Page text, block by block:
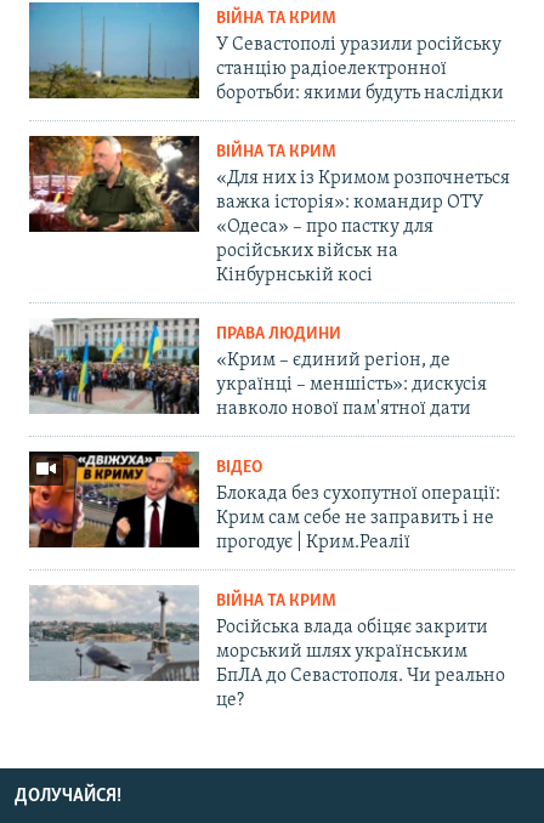
ВІЙНА ТА КРИМ
У Севастополі уразили російську
станцію радіоелектронної
боротьби: якими будуть наслідки
ВІЙНА ТА КРИМ
«Для них із Кримом розпочнеться
важка історія»: командир ОТУ
«Одеса» – про пастку для
російських військ на
Кінбурнській косі
ПРАВА ЛЮДИНИ
«Крим – єдиний регіон, де
українці – меншість»: дискусія
навколо нової пам'ятної дати
ВІДЕО
Блокада без сухопутної операції:
Крим сам себе не заправить і не
прогодує | Крим.Реалії
ВІЙНА ТА КРИМ
Російська влада обіцяє закрити
морський шлях українським
БпЛА до Севастополя. Чи реально
це?
ДОЛУЧАЙСЯ!